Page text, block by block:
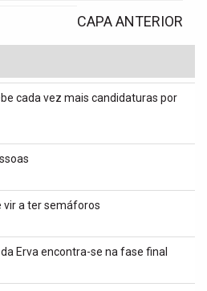
CAPA ANTERIOR
cada vez mais candidaturas por
vir a ter semáforos
Erva encontra-se na fase final